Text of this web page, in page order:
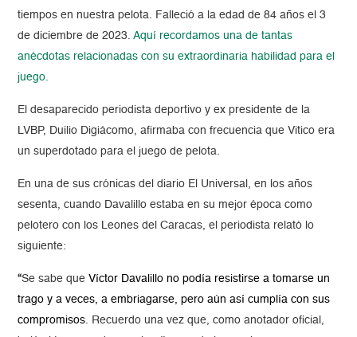
tiempos en nuestra pelota. Falleció a la edad de 84 años el 3
de diciembre de 2023. Aquí recordamosuna de tantas
anécdotas relacionadas con su extraordinaria habilidad para el
juego.
El desaparecido periodista deportivo y ex presidente de la
LVBP, Duilio Digiácomo, afirmaba con frecuencia que Vitico era
un superdotado para el juego de pelota.
En una de sus crónicas del diario El Universal, en los años
sesenta, cuando Davalillo estaba en su mejor época como
pelotero con los Leones del Caracas, el periodista relató lo
siguiente:
“Se sabe queVíctor Davalillo no podía resistirse a tomarse un
trago y a veces, a embriagarse, pero aún así cumplía con sus
compromisos. Recuerdo una vez que, como anotador oficial,